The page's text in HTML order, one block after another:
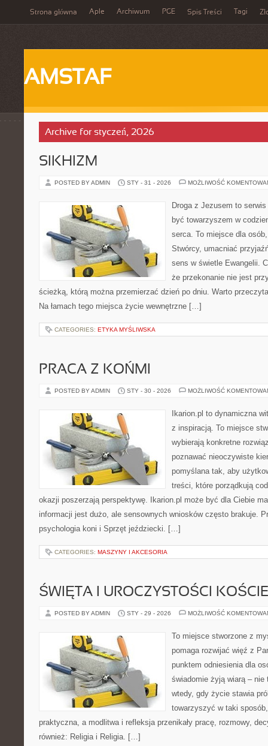
Strona główna Aple Archiwum PGE Spis Treści Tagi
AMSTAF
Archive for styczeń, 2026
SIKHIZM
POSTED BY ADMIN STY - 31 - 2026 MOŻLIWOŚĆ
Droga z Jezusem to
być towarzyszem w
serca. To miejsce dla
Stwórcy, umacniać
sens w świetle Ewangelii.
że przekonanie nie jest
ścieżką, którą można przemierzać dzień po dniu. Warto
Na łamach tego miejsca życie wewnętrzne […]
CATEGORIES: ETYKA MYŚLIWSKA
PRACA Z KOŃMI
POSTED BY ADMIN STY - 30 - 2026 MOŻLIWOŚĆ
Ikarion.pl to dynamiczna
z inspiracją. To miejsce
wybierają konkretne
poznawać nieoczywiste
pomyślana tak, aby
treści, które porządkują
okazji poszerzają perspektywę. Ikarion.pl może być dla Ciebie
informacji jest dużo, ale sensownych wniosków często brakuje.
psychologia koni i Sprzęt jeździecki. […]
CATEGORIES: MASZYNY I AKCESORIA
ŚWIĘTA I UROCZYSTOŚCI
POSTED BY ADMIN STY - 29 - 2026 MOŻLIWOŚĆ
To miejsce stworzone z
pomaga rozwijać więź z
punktem odniesienia dla
świadomie żyją wiarą –
wtedy, gdy życie stawia
towarzyszyć w taki
praktyczna, a modlitwa i refleksja przenikały pracę, rozmowy,
również: Religia i Religia. […]